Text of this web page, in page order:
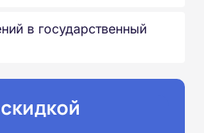
в государственный